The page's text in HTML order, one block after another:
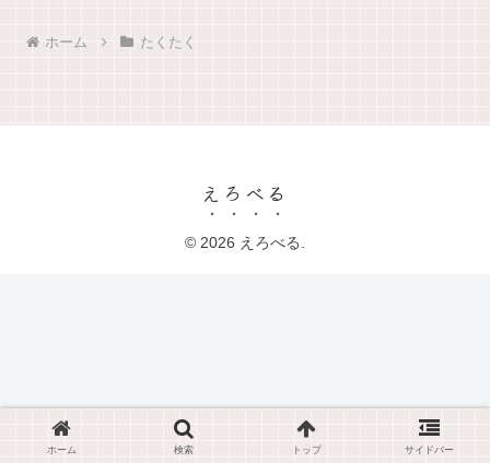
ホーム たくたく
えろべる
© 2026 えろべる.
ホーム 検索 トップ サイドバー